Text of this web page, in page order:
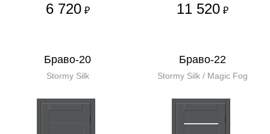
6 720 ₽ 11 520 ₽
Браво-20
Stormy Silk
Браво-22
Stormy Silk / Magic Fog